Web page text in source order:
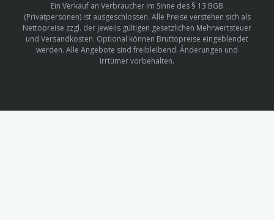
Ein Verkauf an Verbraucher im Sinne des § 13 BGB
(Privatpersonen) ist ausgeschlossen. Alle Preise verstehen sich als
Nettopreise zzgl. der jeweils gültigen gesetzlichen Mehrwertsteuer
und Versandkosten. Optional können Bruttopreise eingeblendet
werden. Alle Angebote sind freibleibend. Änderungen und
Irrtümer vorbehalten.